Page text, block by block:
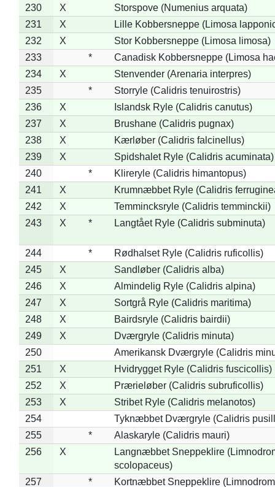
230 X
Storspove (Numenius arquata)
231
X
Lille Kobbersneppe (Limosa
232
X
Stor Kobbersneppe (Limosa limosa)
233
*
Canadisk Kobbersneppe (Limosa
234
X
Stenvender (Arenaria interpres)
235
*
Storryle (Calidris tenuirostris)
236
X
Islandsk Ryle (Calidris canutus)
237
X
Brushane (Calidris pugnax)
238
X
Kærløber (Calidris falcinellus)
239
X
Spidshalet Ryle (Calidris acuminata)
240
*
Klireryle (Calidris himantopus)
241
X
Krumnæbbet Ryle (Calidris
242
X
Temmincksryle (Calidris temminckii)
243
X * Langtået Ryle (Calidris subminuta)
244 *
Rødhalset Ryle (Calidris ruficollis)
245
X
Sandløber (Calidris alba)
246
X
Almindelig Ryle (Calidris alpina)
247
X
Sortgrå Ryle (Calidris maritima)
248
X
Bairdsryle (Calidris bairdii)
249
X
Dværgryle (Calidris minuta)
250
Amerikansk Dværgryle (Calidris
251
X
Hvidrygget Ryle (Calidris fuscicollis)
252
X
Prærieløber (Calidris subruficollis)
253
X
Stribet Ryle (Calidris melanotos)
254
Tyknæbbet Dværgryle (Calidris
255
*
Alaskaryle (Calidris mauri)
256
X
Langnæbbet Sneppeklire
scolopaceus)
257
*
Kortnæbbet Sneppeklire